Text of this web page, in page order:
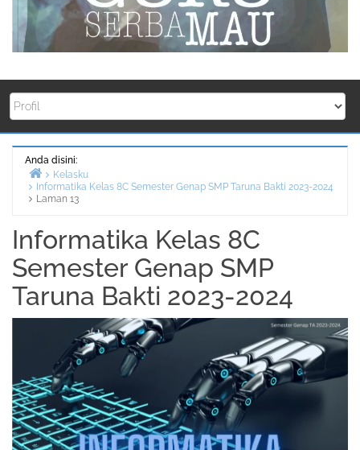
Anda disini:
Beranda
Kelasku
Informatika Kelas 8C Semester Genap SMP Taruna Bakti 2023-2024
Laman 13
Informatika Kelas 8C
Semester Genap SMP
Taruna Bakti 2023-2024